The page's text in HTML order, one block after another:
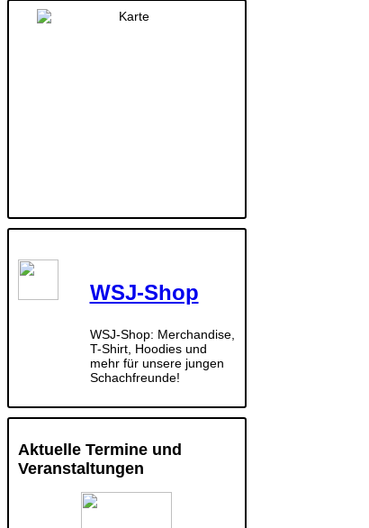
WSJ-Shop
WSJ-Shop: Merchandise,
T-Shirt, Hoodies und
mehr für unsere jungen
Schachfreunde!
Aktuelle Termine und
Veranstaltungen